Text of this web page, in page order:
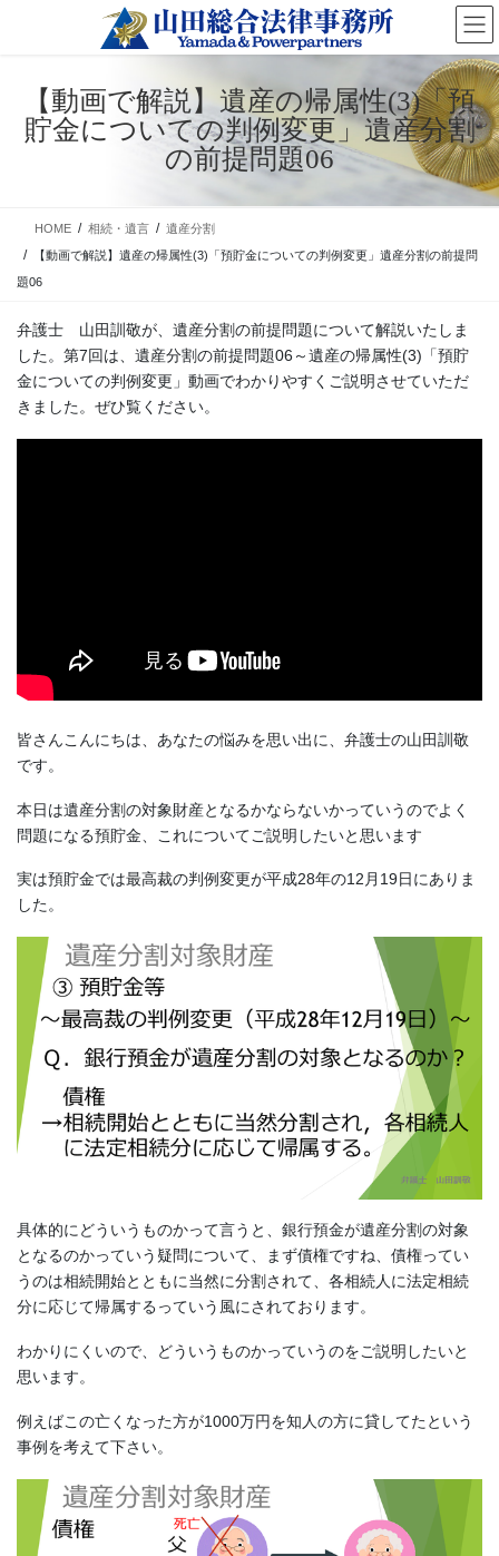
【動画で解説】遺産の帰属性(3)「預
貯金についての判例変更」遺産分割
の前提問題06
HOME 相続・遺言
遺産分割
【動画で解説】遺産の帰属性(3)「預貯金についての判例変更」遺産分割の前提問
題06
弁護士 山田訓敬が、遺産分割の前提問題について解説いたしま
した。第7回は、遺産分割の前提問題06～遺産の帰属性(3)「預貯
金についての判例変更」動画でわかりやすくご説明させていただ
きました。ぜひ覧ください。
皆さんこんにちは、あなたの悩みを思い出に、弁護士の山田訓敬
です。
本日は遺産分割の対象財産となるかならないかっていうのでよく
問題になる預貯金、これについてご説明したいと思います
実は預貯金では最高裁の判例変更が平成28年の12月19日にありま
した。
具体的にどういうものかって言うと、銀行預金が遺産分割の対象
となるのかっていう疑問について、まず債権ですね、債権ってい
うのは相続開始とともに当然に分割されて、各相続人に法定相続
分に応じて帰属するっていう風にされております。
わかりにくいので、どういうものかっていうのをご説明したいと
思います。
例えばこの亡くなった方が1000万円を知人の方に貸してたという
事例を考えて下さい。